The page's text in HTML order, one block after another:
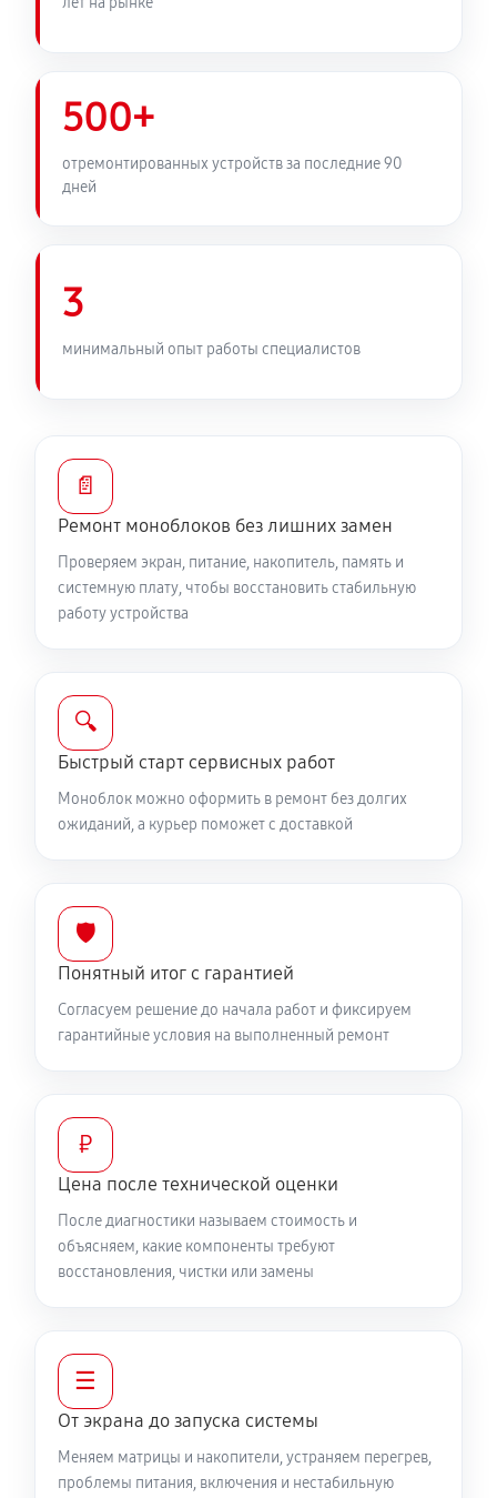
500+
отремонтированных устройств за последние 90
дней
3
минимальный опыт работы специалистов
📄
Ремонт моноблоков без лишних замен
Проверяем экран, питание, накопитель, память и
системную плату, чтобы восстановить стабильную
работу устройства
🔍
Быстрый старт сервисных работ
Моноблок можно оформить в ремонт без долгих
ожиданий, а курьер поможет с доставкой
🛡️
Понятный итог с гарантией
Согласуем решение до начала работ и фиксируем
гарантийные условия на выполненный ремонт
₽
Цена после технической оценки
После диагностики называем стоимость и
объясняем, какие компоненты требуют
восстановления, чистки или замены
☰
От экрана до запуска системы
Меняем матрицы и накопители, устраняем перегрев,
проблемы питания, включения и нестабильную